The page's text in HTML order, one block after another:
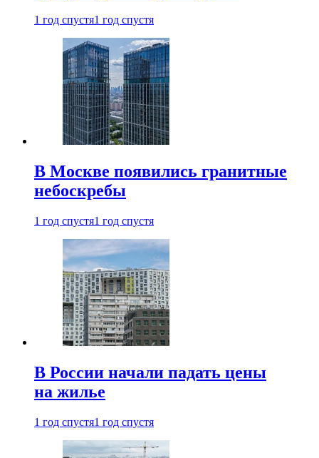
1 год спустя1 год спустя
В Москве появились гранитные
небоскребы
1 год спустя1 год спустя
В России начали падать цены
на жилье
1 год спустя1 год спустя